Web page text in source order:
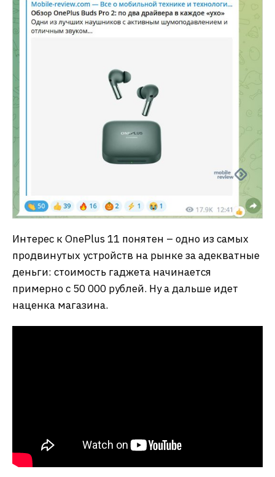
Интерес к OnePlus 11 понятен – одно из самых
продвинутых устройств на рынке за адекватные
деньги: стоимость гаджета начинается
примерно с 50 000 рублей. Ну а дальше идет
наценка магазина.